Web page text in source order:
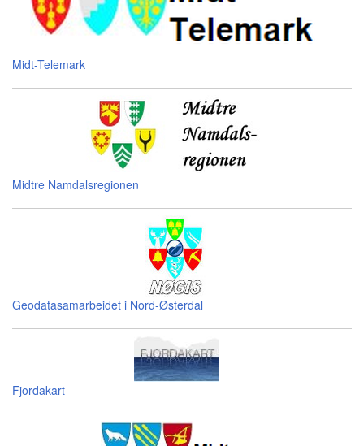
Midt-Telemark
Midtre Namdalsregionen
Geodatasamarbeidet i Nord-Østerdal
Fjordakart